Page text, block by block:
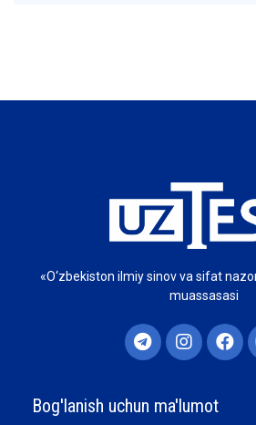
«O‘zbekiston ilmiy sinov va sifat
muassasasi
Bog'lanish uchun ma'lumot